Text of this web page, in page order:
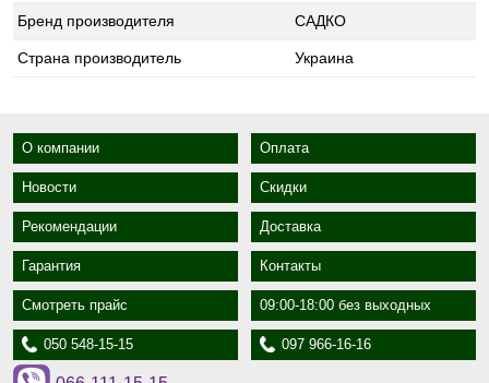
Бренд производителя САДКО
Страна производитель Украина
О компании Оплата
Новости Скидки
Рекомендации Доставка
Гарантия Контакты
Смотреть прайс 09:00-18:00 без выходных
050 548-15-15 097 966-16-16